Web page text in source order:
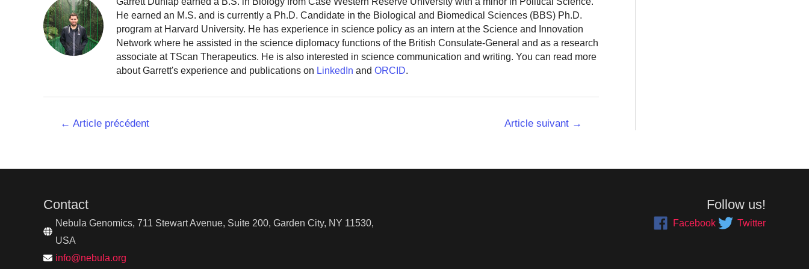
He earned an M.S. and is currently a Ph.D. Candidate in the Biological and Biomedical Sciences (BBS) Ph.D.
program at Harvard University. He has experience in science policy as an intern at the Science and Innovation
Network where he assisted in the science diplomacy functions of the British Consulate-General and as a research
associate at TScan Therapeutics. He is also interested in science communication and writing. You can read more
about Garrett's experience and publications on LinkedIn andORCID.
Navigation
← Article précédent Article suivant →
Contact
Nebula Genomics, 711 Stewart Avenue, Suite 200, Garden City, NY 11530,
USA
info@nebula.org
Follow us!
Facebook Twitter